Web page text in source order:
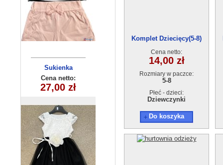
Sukienka
dziewczęca
(4-14 ) 6szt
Cena netto:
27,00 zł
Bluzka
dziewczęca
260625-38(6-16)
6szt
Cena netto:
15,00 zł
Komplet Dziecięcy(5-8)
Cena netto:
14,00 zł
Rozmiary w paczce:
5-8
Płeć - dzieci:
Dziewczynki
Do koszyka